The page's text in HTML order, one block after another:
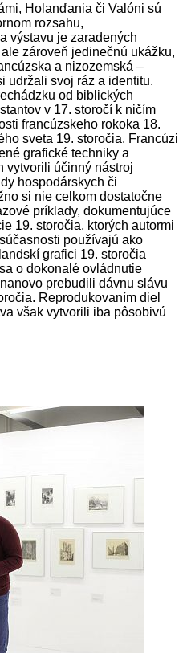
Holanďania či Valóni sú
rozsahu,
výstavu je zaradených
zároveň jedinečnú ukážku,
a nizozemská –
udržali svoj ráz a identitu.
od biblických
v 17. storočí k ničím
francúzskeho rokoka 18.
sveta 19. storočia. Francúzi
grafické techniky a
vytvorili účinný nástroj
hospodárskych či
si nie celkom dostatočne
príklady, dokumentujúce
19. storočia, ktorých autormi
používajú ako
grafici 19. storočia
o dokonalé ovládnutie
prebudili dávnu slávu
Reprodukovaním diel
však vytvorili iba pôsobivú